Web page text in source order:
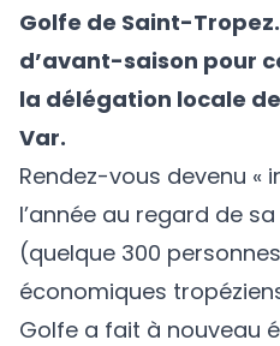
Golfe de Saint-
d’avant-saison pour
la délégation locale
Var.
Rendez-vous devenu «
l’année au regard de
(quelque 300
économiques
Golfe a fait à nouveau